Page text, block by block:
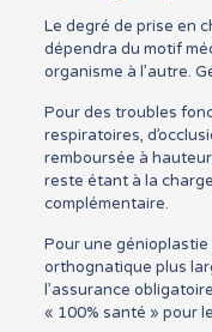
Le degré de prise en
dépendra du motif
organisme à l’autre.
Pour des troubles
respiratoires,
remboursée à
reste étant à la
complémentaire.
Pour une génioplastie
orthognatique plus
l’assurance
« 100% santé » pour